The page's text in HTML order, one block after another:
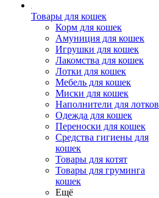
Товары для кошек
Корм для кошек
Амуниция для кошек
Игрушки для кошек
Лакомства для кошек
Лотки для кошек
Мебель для кошек
Миски для кошек
Наполнители для лотков
Одежда для кошек
Переноски для кошек
Средства гигиены для
кошек
Товары для котят
Товары для груминга
кошек
Ещё